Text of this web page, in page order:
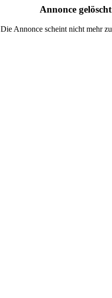
Annonce
Die Annonce scheint nicht mehr